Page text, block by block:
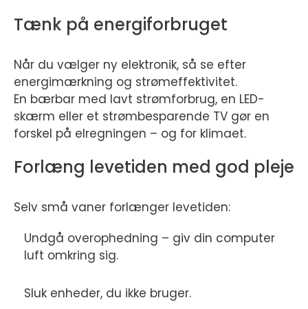
Tænk på energiforbruget
Når du vælger ny elektronik, så se efter
energimærkning og strømeffektivitet.
En bærbar med lavt strømforbrug, en LED-
skærm eller et strømbesparende TV gør en
forskel på elregningen – og for klimaet.
Forlæng levetiden med god pleje
Selv små vaner forlænger levetiden:
Undgå overophedning – giv din computer
luft omkring sig.
Sluk enheder, du ikke bruger.